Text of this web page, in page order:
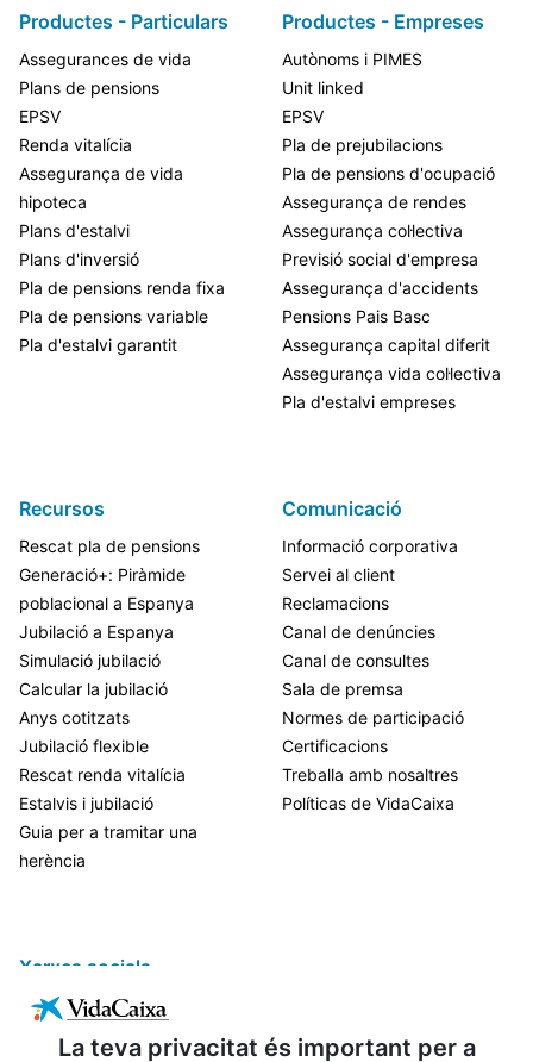
La teva privacitat és important per a
Productes - Particulars
Assegurances de vida
Plans de pensions
EPSV
Renda vitalícia
Assegurança de vida
hipoteca
Plans d'estalvi
Plans d'inversió
Pla de pensions renda fixa
Pla de pensions variable
Pla d'estalvi garantit
Productes - Empreses
Autònoms i PIMES
Unit linked
EPSV
Pla de prejubilacions
Pla de pensions d'ocupació
Assegurança de rendes
Assegurança col·lectiva
Previsió social d'empresa
Assegurança d'accidents
Pensions Pais Basc
Assegurança capital diferit
Assegurança vida col·lectiva
Pla d'estalvi empreses
Recursos
Rescat pla de pensions
Generació+: Piràmide
poblacional a Espanya
Jubilació a Espanya
Simulació jubilació
Calcular la jubilació
Anys cotitzats
Jubilació flexible
Rescat renda vitalícia
Estalvis i jubilació
Guia per a tramitar una
herència
Comunicació
Informació corporativa
Servei al client
Reclamacions
Canal de denúncies
Canal de consultes
Sala de premsa
Normes de participació
Certificacions
Treballa amb nosaltres
Políticas de VidaCaixa
Xarxes socials